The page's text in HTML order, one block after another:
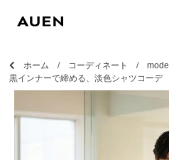
ホーム コーディネート
model
黒インナーで締める、淡色シャツコーデ